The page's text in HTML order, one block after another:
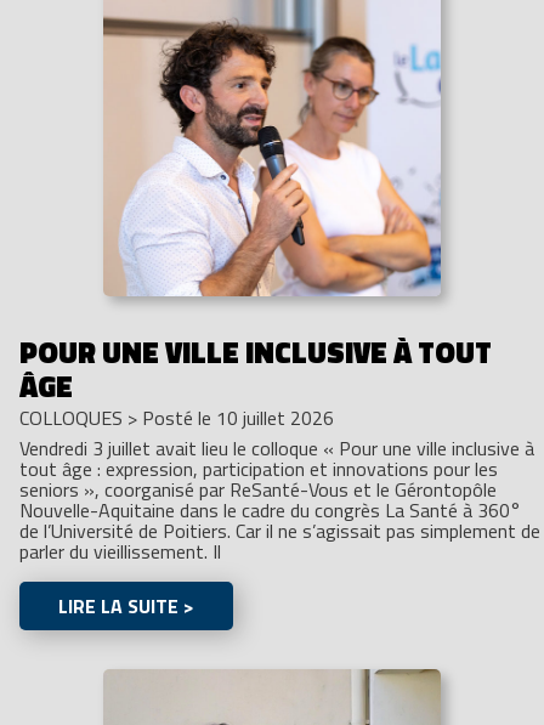
POUR UNE VILLE INCLUSIVE À TOUT
ÂGE
COLLOQUES > Posté le 10 juillet 2026
Vendredi 3 juillet avait lieu le colloque « Pour une ville inclusive à
tout âge : expression, participation et innovations pour les
seniors », coorganisé par ReSanté-Vous et le Gérontopôle
Nouvelle-Aquitaine dans le cadre du congrès La Santé à 360°
de l’Université de Poitiers. Car il ne s’agissait pas simplement de
parler du vieillissement. Il
LIRE LA SUITE >